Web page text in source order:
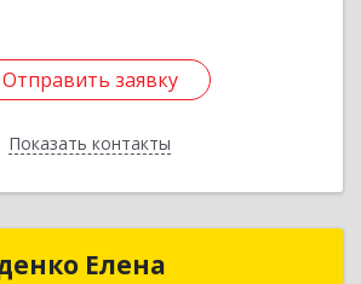
Отправить заявку
Показать контакты
Отправить заявку
Назад
Елена
ИП Свириденко Елена